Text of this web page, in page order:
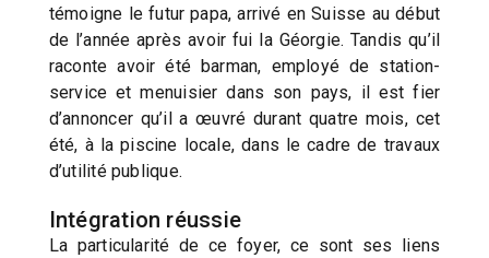
témoigne le futur papa, arrivé en Suisse au début
de l’année après avoir fui la Géorgie. Tandis qu’il
raconte avoir été barman, employé de station-
service et menuisier dans son pays, il est fier
d’annoncer qu’il a œuvré durant quatre mois, cet
été, à la piscine locale, dans le cadre de travaux
d’utilité publique.
Intégration réussie
La particularité de ce foyer, ce sont ses liens